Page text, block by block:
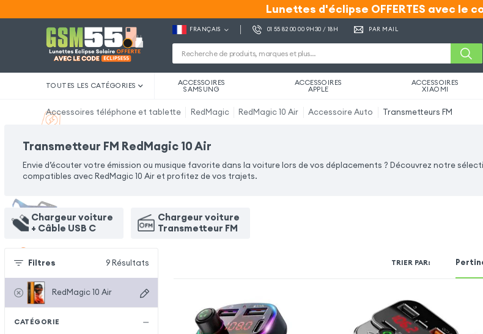
Lunettes d'éclipse OFFERTES avec le
Lunettes d'éclipse OFFERTES avec le
FRANÇAIS 01 55 82 00 00 9H30 / 18H PAR MAIL
TOUTES LES CATÉGORIES ACCESSOIRES
SAMSUNG
ACCESSOIRES
APPLE
ACCESSOIRES
XIAOMI
Accessoires téléphone et tablette RedMagic RedMagic 10 Air Accessoire Auto Transmetteurs FM
Transmetteur FM RedMagic 10 Air
Envie d’écouter votre émission ou musique favorite dans la voiture lors de vos déplacements ? Découvrez notre
compatibles avec RedMagic 10 Air et profitez de vos trajets.
Chargeur voiture
+ Câble USB C
Chargeur voiture
Transmetteur FM
Filtres 9 Résultats
RedMagic 10 Air
CATÉGORIE
TRIER PAR: